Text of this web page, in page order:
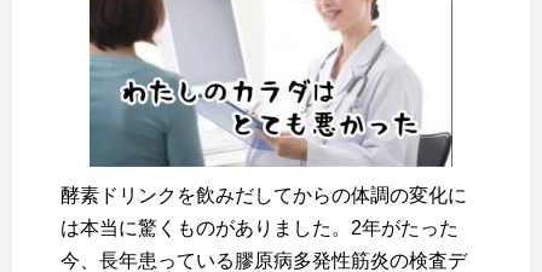
酵素ドリンクを飲みだしてからの体調の変化に
は本当に驚くものがありました。2年がたった
今、長年患っている膠原病多発性筋炎の検査デ